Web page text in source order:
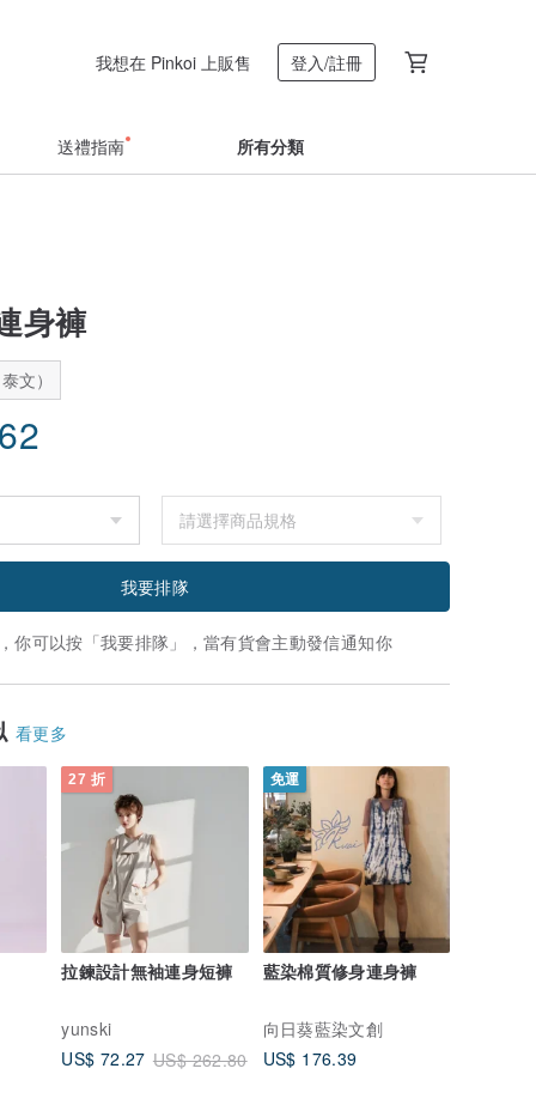
我想在 Pinkoi 上販售 登入/註冊
送禮指南 所有分類
身褲
文）
我要排隊
你可以按「我要排隊」，當有貨會主動發信通知你
看更多
27 折
拉鍊設計無袖連身短褲
yunski
US$ 72.27 US$ 262.80
免運
藍染棉質修身連身褲
向日葵藍染文創
US$ 176.39